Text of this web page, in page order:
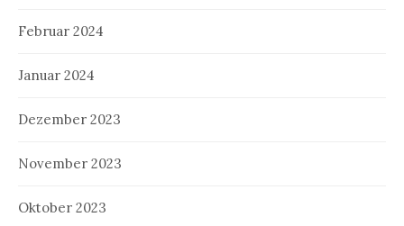
Februar 2024
Januar 2024
Dezember 2023
November 2023
Oktober 2023